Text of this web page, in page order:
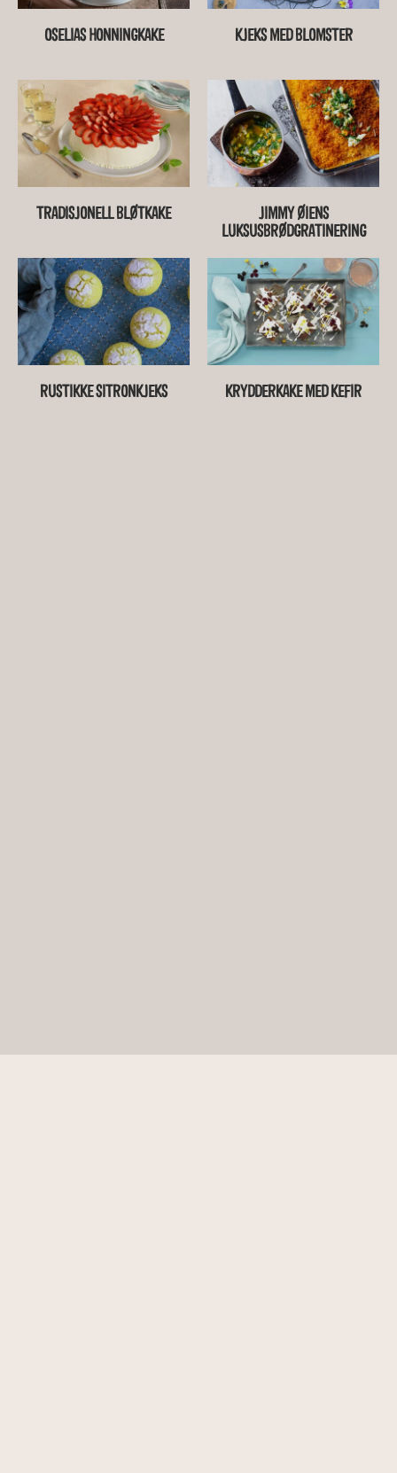
OSELIAS HONNINGKAKE KJEKS MED BLOMSTER
TRADISJONELL BLØTKAKE
JIMMY ØIENS
LUKSUSBRØDGRATINERING
RUSTIKKE SITRONKJEKS KRYDDERKAKE MED KEFIR